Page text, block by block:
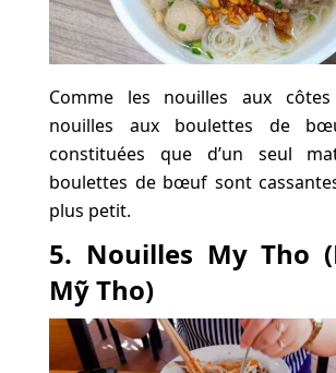
Comme les nouilles aux
nouilles aux boulettes de
constituées que d’un seul
boulettes de bœuf sont
plus petit.
5. Nouilles My Tho
Mỹ Tho)